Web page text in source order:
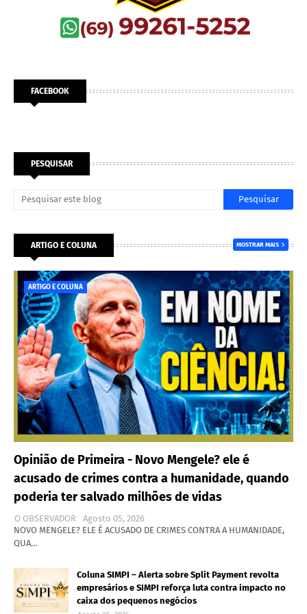
FACEBOOK
PESQUISAR
ARTIGO E COLUNA MOSTRAR MAIS
ARTIGO E COLUNA
Opinião de Primeira - Novo Mengele? ele é
acusado de crimes contra a humanidade, quando
poderia ter salvado milhões de vidas
O OBSERVADOR
Agosto 05, 2026
NOVO MENGELE? ELE É ACUSADO DE CRIMES CONTRA A HUMANIDADE,
QUA…
Coluna SIMPI – Alerta sobre Split Payment revolta
empresários e SIMPI reforça luta contra impacto no
caixa dos pequenos negócios